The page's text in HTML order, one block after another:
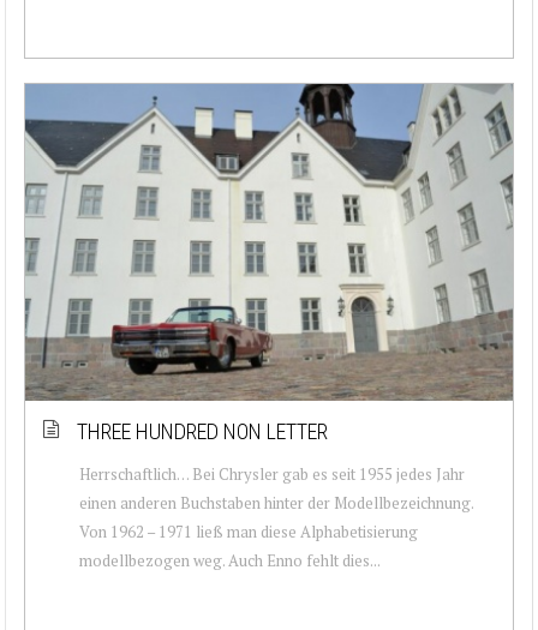
THREE HUNDRED NON LETTER
Herrschaftlich… Bei Chrysler gab es seit 1955 jedes Jahr
einen anderen Buchstaben hinter der Modellbezeichnung.
Von 1962 – 1971 ließ man diese Alphabetisierung
modellbezogen weg. Auch Enno fehlt dies...